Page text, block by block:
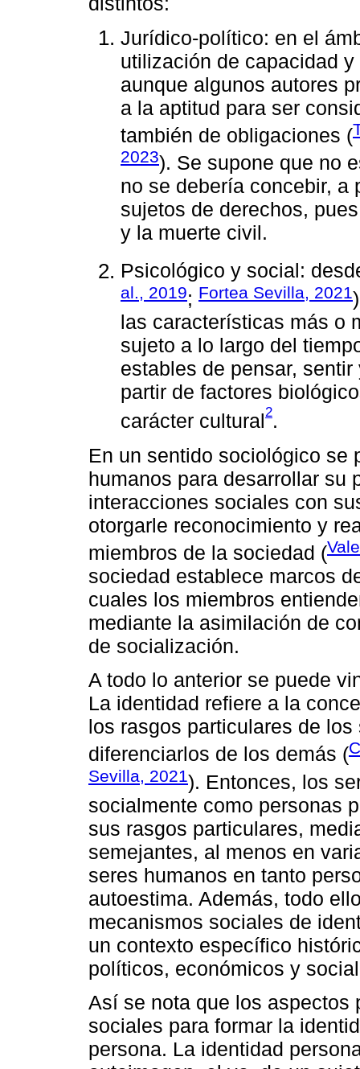
Jurídico-político: en el
utilización de capacidad
aunque algunos autores
a la aptitud para ser
también de obligaciones (
2023). Se supone que no
no se debería concebir, a
sujetos de derechos,
y la muerte civil.
Psicológico y social:
al., 2019; Fortea Sevilla, 2021
las características más o
sujeto a lo largo del
estables de pensar,
partir de factores
carácter cultural2.
En un sentido sociológico se
humanos para desarrollar su
interacciones sociales con
otorgarle reconocimiento y
miembros de la sociedad (
sociedad establece marcos
cuales los miembros
mediante la asimilación de
de socialización.
A todo lo anterior se puede
La identidad refiere a la
los rasgos particulares de
diferenciarlos de los demás (
Sevilla, 2021). Entonces, los
socialmente como personas
sus rasgos particulares,
semejantes, al menos en
seres humanos en tanto
autoestima. Además, todo
mecanismos sociales de
un contexto específico
políticos, económicos y
Así se nota que los aspectos
sociales para formar la
persona. La identidad